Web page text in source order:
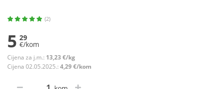
(2)
5 29
€/kom
Cijena za j.m.: 13,23 €/kg
Cijena 02.05.2025.: 4,29 €/kom